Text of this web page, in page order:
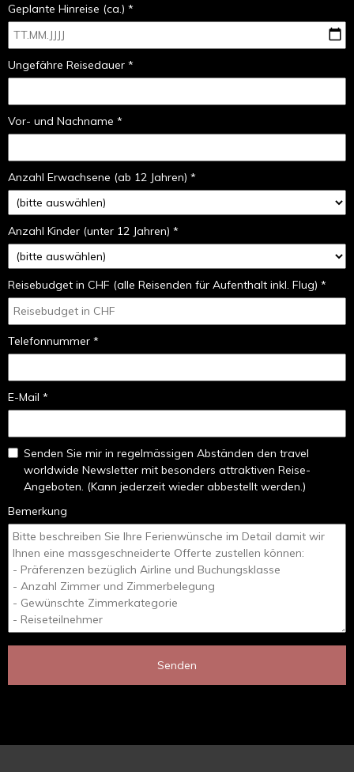
Geplante Hinreise (ca.) *
Ungefähre Reisedauer *
Vor- und Nachname *
Anzahl Erwachsene (ab 12 Jahren) *
Anzahl Kinder (unter 12 Jahren) *
Reisebudget in CHF (alle Reisenden für Aufenthalt inkl. Flug) *
Telefonnummer *
E-Mail *
Senden Sie mir in regelmässigen Abständen den travel
worldwide Newsletter mit besonders attraktiven Reise-
Angeboten. (Kann jederzeit wieder abbestellt werden.)
Bemerkung
Senden